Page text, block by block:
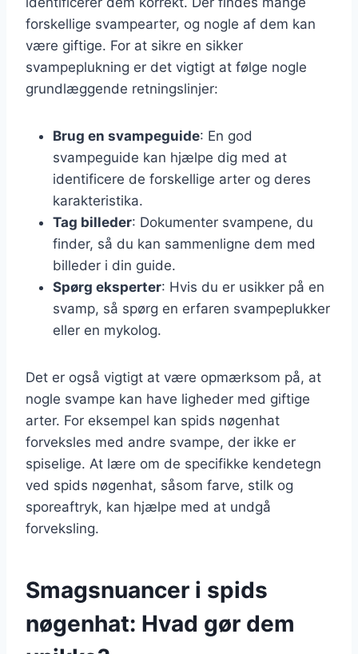
forskellige svampearter, og nogle af dem kan
være giftige. For at sikre en sikker
svampeplukning er det vigtigt at følge nogle
grundlæggende retningslinjer:
Brug en svampeguide: En god
svampeguide kan hjælpe dig med at
identificere de forskellige arter og deres
karakteristika.
Tag billeder: Dokumenter svampene, du
finder, så du kan sammenligne dem med
billeder i din guide.
Spørg eksperter: Hvis du er usikker på en
svamp, så spørg en erfaren svampeplukker
eller en mykolog.
Det er også vigtigt at være opmærksom på, at
nogle svampe kan have ligheder med giftige
arter. For eksempel kan spids nøgenhat
forveksles med andre svampe, der ikke er
spiselige. At lære om de specifikke kendetegn
ved spids nøgenhat, såsom farve, stilk og
sporeaftryk, kan hjælpe med at undgå
forveksling.
Smagsnuancer i spids
nøgenhat: Hvad gør dem